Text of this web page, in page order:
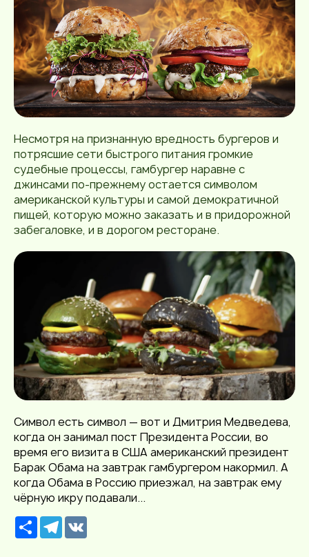
Несмотря на признанную вредность бургеров и
потрясшие сети быстрого питания громкие
судебные процессы, гамбургер наравне с
джинсами по-прежнему остается символом
американской культуры и самой демократичной
пищей, которую можно заказать и в придорожной
забегаловке, и в дорогом ресторане.
Символ есть символ — вот и Дмитрия Медведева,
когда он занимал пост Президента России, во
время его визита в США американский президент
Барак Обама на завтрак гамбургером накормил. А
когда Обама в Россию приезжал, на завтрак ему
чёрную икру подавали...
Р
е
T
e